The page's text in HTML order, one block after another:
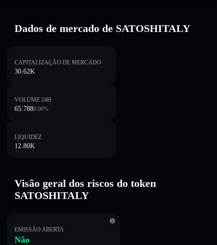
Dados de mercado de SATOSHITALY
CAPITALIZAÇÃO DE MERCADO
30.62K
VOLUME 24H
65.7880.00%
LIQUIDEZ
12.80K
Visão geral dos riscos do token
SATOSHITALY
EMISSÃO ABERTA
Não